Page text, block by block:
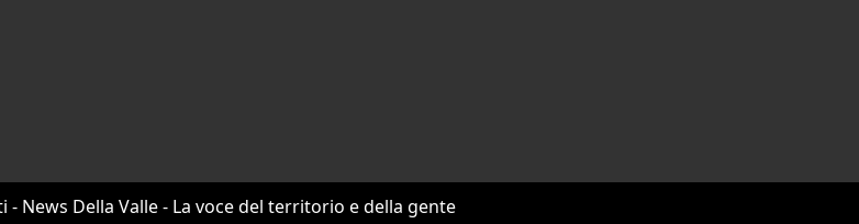
News Della Valle - La voce del territorio e della gente